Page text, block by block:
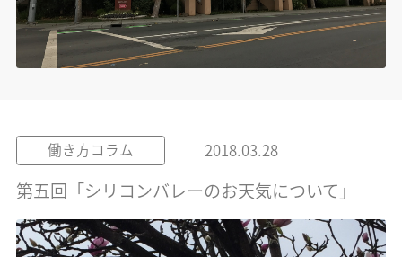
働き方コラム 2018.03.28
第五回「シリコンバレーのお天気について」